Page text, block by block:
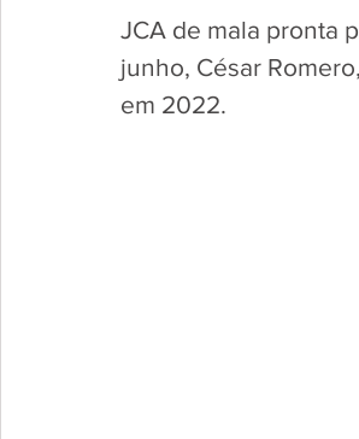
JCA de mala pronta
junho, César
em 2022.